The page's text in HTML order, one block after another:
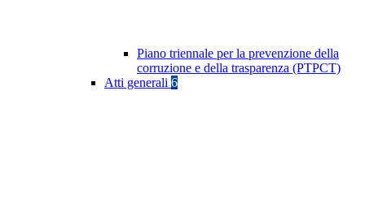
Piano triennale per la prevenzione della
corruzione e della trasparenza (PTPCT)
Atti generali 6